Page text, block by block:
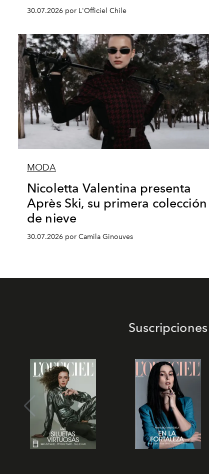
30.07.2026 por L'Officiel Chile
MODA
Nicoletta Valentina presenta
Après Ski, su primera colección
de nieve
30.07.2026 por Camila Ginouves
Suscripciones